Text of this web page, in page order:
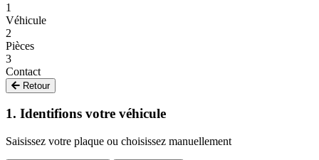
1
Véhicule
2
Pièces
3
Contact
Retour
1. Identifions votre véhicule
Saisissez votre plaque ou choisissez manuellement